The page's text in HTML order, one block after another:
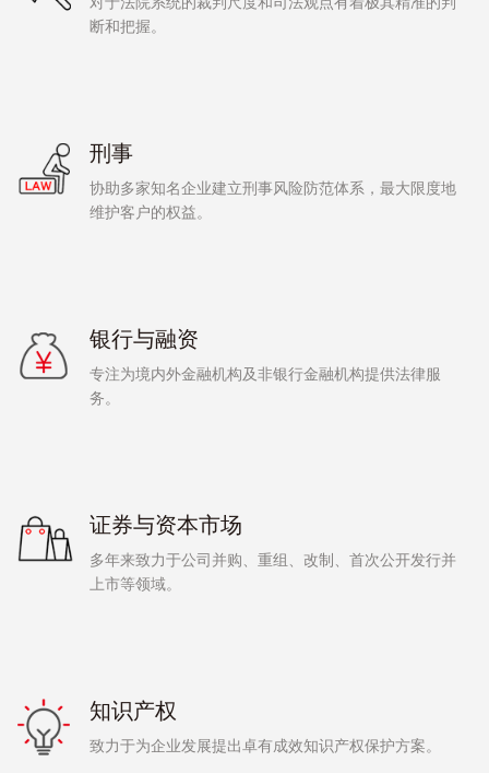
断和把握。
刑事
协助多家知名企业建立刑事风险防范体系，最大限度地
维护客户的权益。
银行与融资
专注为境内外金融机构及非银行金融机构提供法律服
务。
证券与资本市场
多年来致力于公司并购、重组、改制、首次公开发行并
上市等领域。
知识产权
致力于为企业发展提出卓有成效知识产权保护方案。